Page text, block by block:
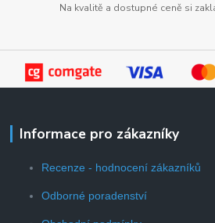
Na kvalitě a dostupné ceně si
Informace pro zákazníky
Recenze - hodnocení zákazníků
Odborné poradenství